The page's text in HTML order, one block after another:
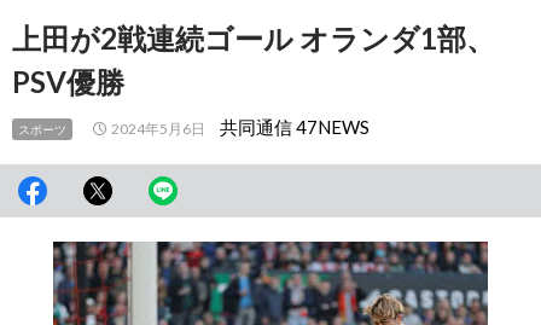
動上田が2戦連続ゴール オランダ1部、
PSV優勝
スポーツ 2024年5月6日 共同通信 47NEWS